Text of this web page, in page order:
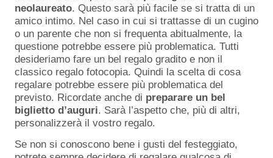
neolaureato. Questo sarà più facile se si tratta di un
amico intimo. Nel caso in cui si trattasse di un cugino
o un parente che non si frequenta abitualmente, la
questione potrebbe essere più problematica. Tutti
desideriamo fare un bel regalo gradito e non il
classico regalo fotocopia. Quindi la scelta di cosa
regalare potrebbe essere più problematica del
previsto. Ricordate anche di preparare un bel
biglietto d’auguri. Sarà l’aspetto che, più di altri,
personalizzerà il vostro regalo.
Se non si conoscono bene i gusti del festeggiato,